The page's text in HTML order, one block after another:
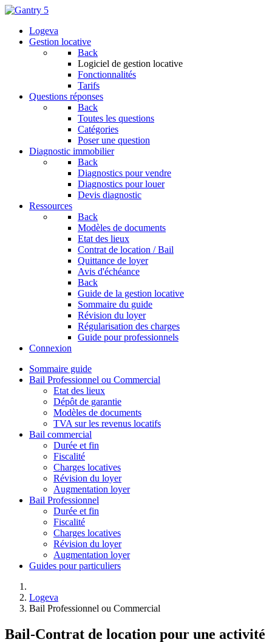
Logeva
Gestion locative
Back
Logiciel de gestion locative
Fonctionnalités
Tarifs
Questions réponses
Back
Toutes les questions
Catégories
Poser une question
Diagnostic immobilier
Back
Diagnostics pour vendre
Diagnostics pour louer
Devis diagnostic
Ressources
Back
Modèles de documents
Etat des lieux
Contrat de location / Bail
Quittance de loyer
Avis d'échéance
Back
Guide de la gestion locative
Sommaire du guide
Révision du loyer
Régularisation des charges
Guide pour professionnels
Connexion
Sommaire guide
Bail Professionnel ou Commercial
Etat des lieux
Dépôt de garantie
Modèles de documents
TVA sur les revenus locatifs
Bail commercial
Durée et fin
Fiscalité
Charges locatives
Révision du loyer
Augmentation loyer
Bail Professionnel
Durée et fin
Fiscalité
Charges locatives
Révision du loyer
Augmentation loyer
Guides pour particuliers
Logeva
Bail Professionnel ou Commercial
Bail-Contrat de location pour une activité